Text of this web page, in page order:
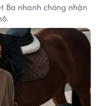
Ba nhanh chóng nhận